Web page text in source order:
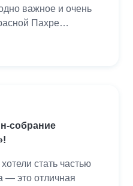
важное и очень
Пахре
пар.Эта встреча
и сделать
придали дедушки
собрание
стать частью
— это отличная